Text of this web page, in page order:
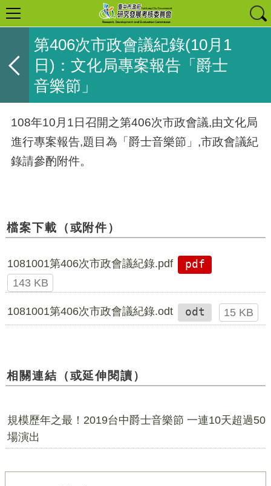
第406次市政會議紀錄(10月1
日)：文化局專案報告「爵士
音樂節」
108年10月1日召開之第406次市政會議,由文化局
進行專案報告,題目為「爵士音樂節」,市政會議紀
錄請參酌附件。
檔案下載（或附件）
1081001第406次市政會議紀錄.pdf
pdf
143 KB
1081001第406次市政會議紀錄.odt odt 15 KB
相關連結（或延伸閱讀）
規模歷年之最！2019台中爵士音樂節 一連10天超過50
場演出